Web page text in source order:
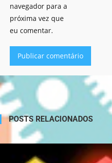
navegador para a
próxima vez que
eu comentar.
POSTS RELACIONADOS